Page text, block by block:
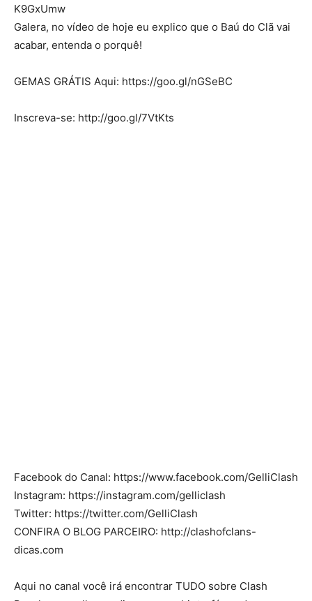
K9GxUmw
Galera, no vídeo de hoje eu explico que o Baú do Clã vai
acabar, entenda o porquê!
GEMAS GRÁTIS Aqui: https://goo.gl/nGSeBC
Inscreva-se: http://goo.gl/7VtKts
Facebook do Canal: https://www.facebook.com/GelliClash
Instagram: https://instagram.com/gelliclash
Twitter: https://twitter.com/GelliClash
CONFIRA O BLOG PARCEIRO: http://clashofclans-
dicas.com
Aqui no canal você irá encontrar TUDO sobre Clash